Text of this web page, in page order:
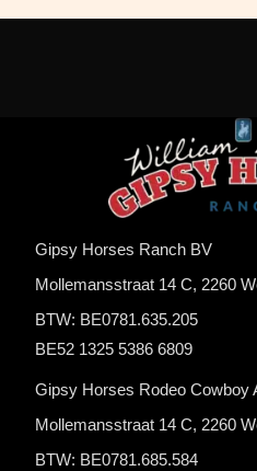
Gipsy Horses Ranch BV
Mollemansstraat 14 C, 2260
BTW: BE0781.635.205
BE52 1325 5386 6809
Gipsy Horses Rodeo Cowboy
Mollemansstraat 14 C, 2260
BTW: BE0781.685.584